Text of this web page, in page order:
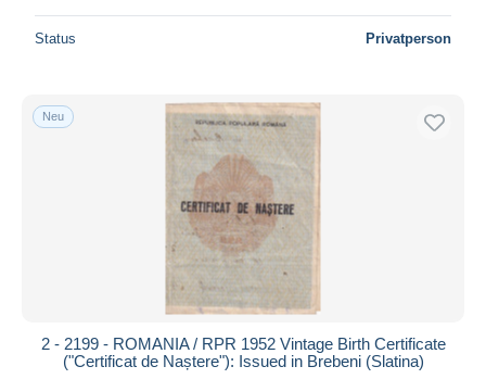
Status Privatperson
Neu
2 - 2199 - ROMANIA / RPR 1952 Vintage Birth Certificate
("Certificat de Naștere"): Issued in Brebeni (Slatina)